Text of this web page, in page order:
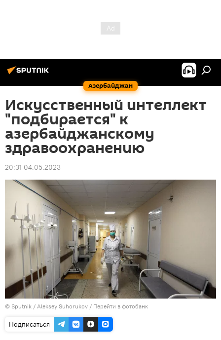
Азербайджан
Искусственный интеллект
"подбирается" к
азербайджанскому
здравоохранению
20:31 04.05.2023
© Sputnik / Aleksey Suhorukov / Перейти в фотобанк
Подписаться